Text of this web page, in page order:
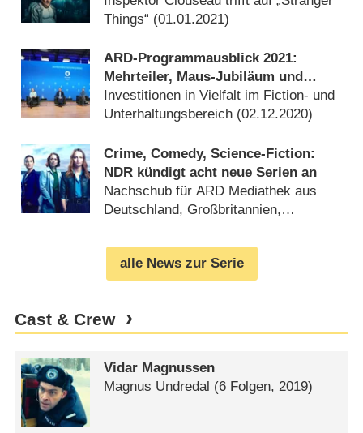
Things“ (01.01.2021)
ARD-Programmausblick 2021:
Mehrteiler, Maus-Jubiläum und
Mediatheken-Ausbau
Investitionen in Vielfalt im Fiction- und
Unterhaltungsbereich (02.12.2020)
Crime, Comedy, Science-Fiction:
NDR kündigt acht neue Serien an
Nachschub für ARD Mediathek aus
Deutschland, Großbritannien,
alle News zur Serie
Cast & Crew
Vidar Magnussen
Magnus Undredal (6 Folgen, 2019)